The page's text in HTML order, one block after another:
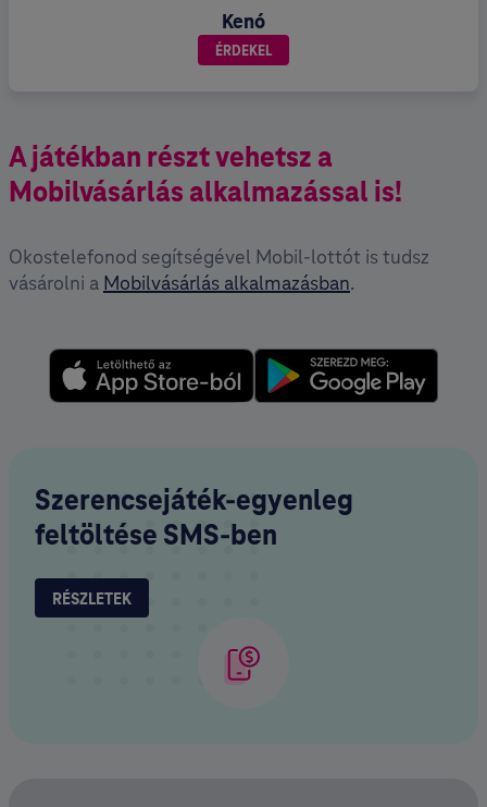
Kenó
ÉRDEKEL
A játékban részt vehetsz a
Mobilvásárlás alkalmazással is!
Okostelefonod segítségével Mobil-lottót is tudsz
vásárolni a Mobilvásárlás alkalmazásban.
Szerencsejáték-egyenleg
feltöltése SMS-ben
RÉSZLETEK